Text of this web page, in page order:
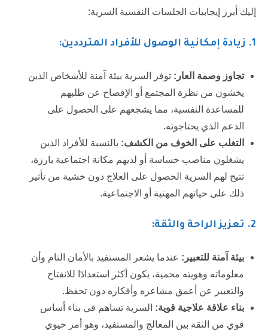
إليك أبرز إيجابيات الجلسات النفسية السرية:
1. زيادة إمكانية الوصول للأفراد المترددين:
تجاوز وصمة العار: توفر السرية بيئة آمنة للأشخاص الذين
يخشون من نظرة المجتمع أو الإفصاح عن طلبهم
للمساعدة النفسية، مما يشجعهم على الحصول على
الدعم الذي يحتاجونه.
التغلب على الخوف من الكشف: بالنسبة للأفراد الذين
يشغلون مناصب حساسة أو لديهم مكانة اجتماعية بارزة،
تتيح لهم السرية الحصول على العلاج دون خشية من تأثير
ذلك على حياتهم المهنية أو الاجتماعية.
2. تعزيز الراحة والثقة:
بيئة آمنة للتعبير: عندما يشعر المستفيد بالأمان التام وأن
معلوماته وهويته محمية، يكون أكثر استعدادًا للانفتاح
والتعبير عن أعمق مشاعره وأفكاره دون تحفظ.
بناء علاقة علاجية قوية: السرية تساهم في بناء أساس
قوي من الثقة بين المعالج والمستفيد، وهو أمر حيوي